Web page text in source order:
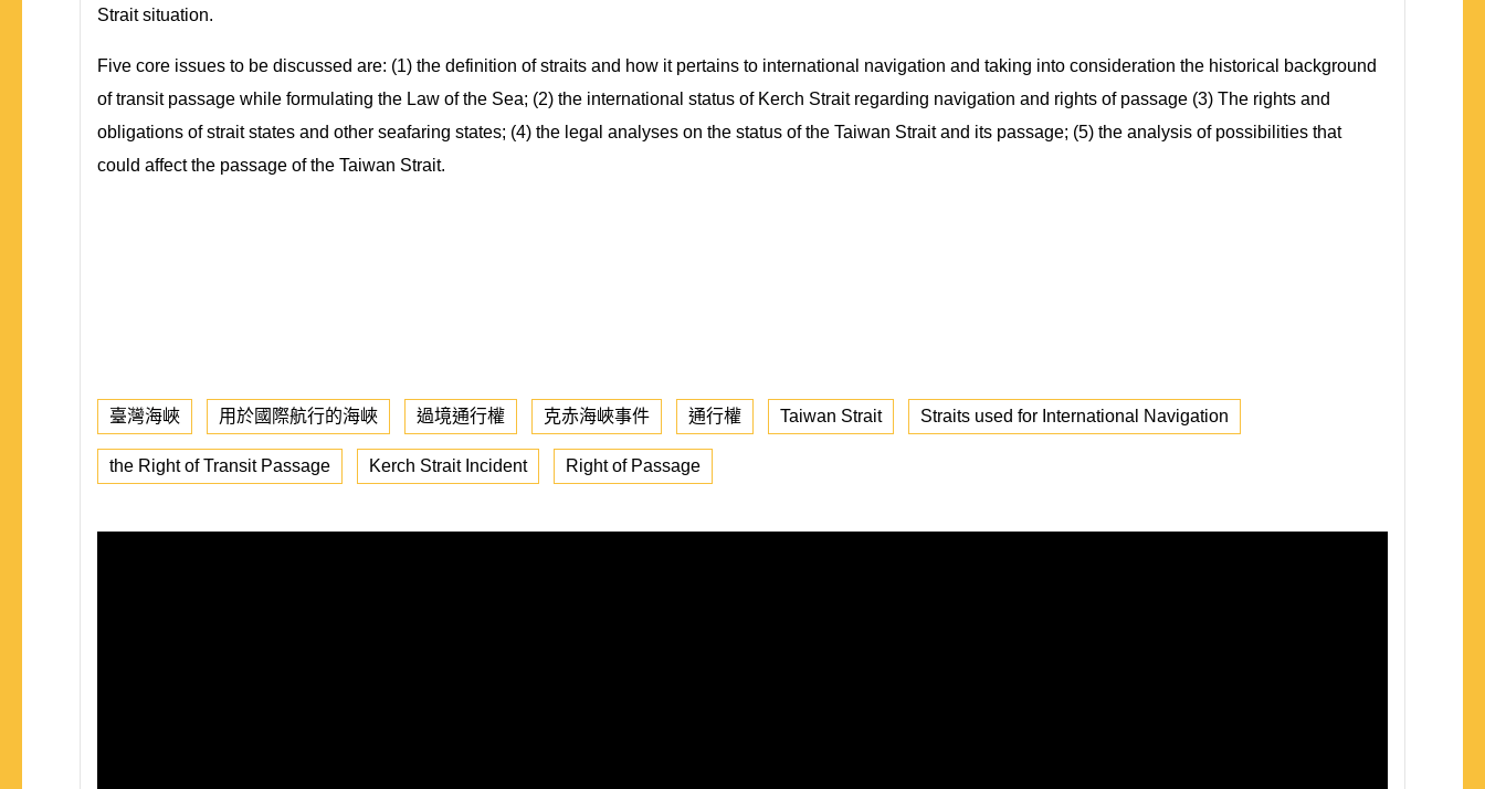
Strait situation.
Five core issues to be discussed are: (1) the definition of straits and how it pertains to international navigation and taking into consideration the historical background
of transit passage while formulating the Law of the Sea; (2) the international status of Kerch Strait regarding navigation and rights of passage (3) The rights and
obligations of strait states and other seafaring states; (4) the legal analyses on the status of the Taiwan Strait and its passage; (5) the analysis of possibilities that
could affect the passage of the Taiwan Strait.
臺灣海峽 用於國際航行的海峽 過境通行權 克赤海峽事件 通行權 Taiwan Strait Straits used for International Navigation
the Right of Transit Passage Kerch Strait Incident Right of Passage